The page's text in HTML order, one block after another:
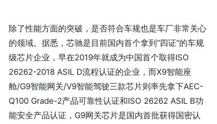
除了性能方面的突破，是否符合车规也是车厂非常关心
的领域。据悉，芯驰是目前国内首个拿到“四证”的车规
级芯片企业，早在2019年就成为中国首个取得ISO
26262-2018 ASIL D流程认证的企业，而X9智能座
舱/G9智能网关/V9智能驾驶三款芯片则率先拿下AEC-
Q100 Grade-2产品可靠性认证和ISO 26262 ASIL B功
能安全产品认证，G9网关芯片是国内首批获得国密认